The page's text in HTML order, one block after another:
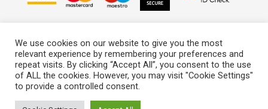
M28 © 2022 - 2026
We use cookies on our website to give you the most
relevant experience by remembering your preferences and
repeat visits. By clicking “Accept All”, you consent to the use
of ALL the cookies. However, you may visit "Cookie Settings"
to provide a controlled consent.